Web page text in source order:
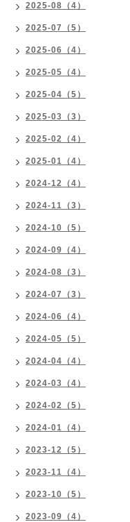
2025-08（4）
2025-07（5）
2025-06（4）
2025-05（4）
2025-04（5）
2025-03（3）
2025-02（4）
2025-01（4）
2024-12（4）
2024-11（3）
2024-10（5）
2024-09（4）
2024-08（3）
2024-07（3）
2024-06（4）
2024-05（5）
2024-04（4）
2024-03（4）
2024-02（5）
2024-01（4）
2023-12（5）
2023-11（4）
2023-10（5）
2023-09（4）